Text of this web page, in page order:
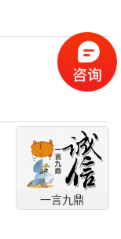
一言九鼎